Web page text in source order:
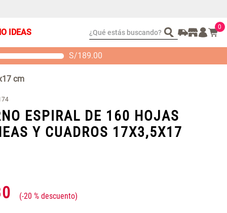
IDEAS ¿Qué estás buscando? 0
S/189.00
cm
ESPIRAL DE 160 HOJAS
Y CUADROS 17X3,5X17
-20 %
2 Almohadas
Set Sábanas Algodón